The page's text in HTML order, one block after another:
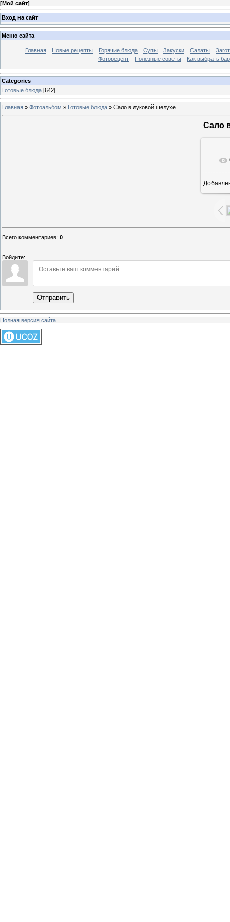
[Мой сайт]
Вход на сайт
Меню сайта
Главная Новые рецепты Горячие блюда Супы Закуски Салаты
Фоторецепт
Полезные советы Как выбрать
Categories
Готовые блюда [642]
Главная » Фотоальбом » Готовые блюда » Сало в луковой шелухе
Сало
Всего комментариев: 0
Войдите:
Отправить
Полная версия сайта